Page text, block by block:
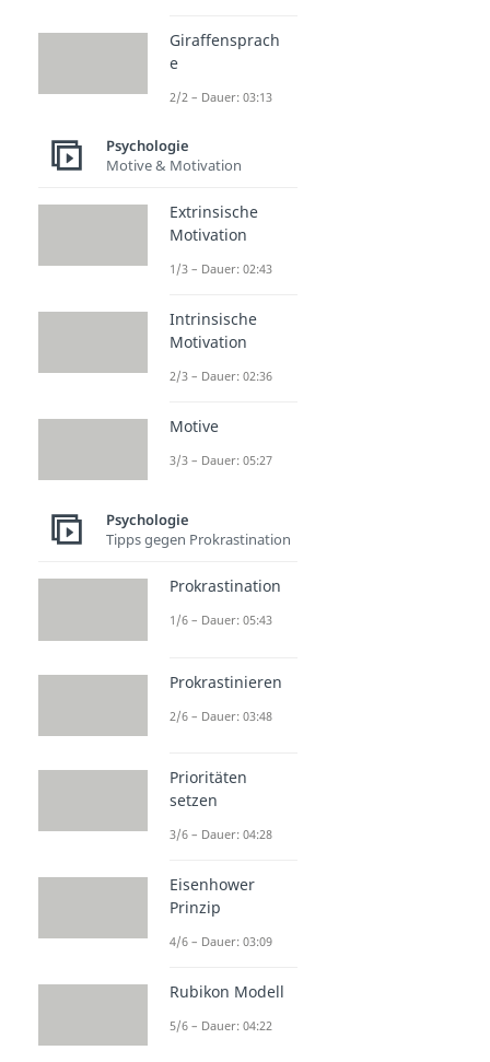
Giraffensprach
e
2/2 – Dauer: 03:13
Psychologie
Motive & Motivation
Extrinsische
Motivation
1/3 – Dauer: 02:43
Intrinsische
Motivation
2/3 – Dauer: 02:36
Motive
3/3 – Dauer: 05:27
Psychologie
Tipps gegen Prokrastination
Prokrastination
1/6 – Dauer: 05:43
Prokrastinieren
2/6 – Dauer: 03:48
Prioritäten
setzen
3/6 – Dauer: 04:28
Eisenhower
Prinzip
4/6 – Dauer: 03:09
Rubikon Modell
5/6 – Dauer: 04:22